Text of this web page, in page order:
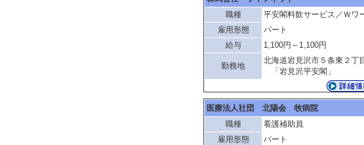
職種
平安閣料飲サービス／Ｗワ
雇用形態
パート
給与
1,100円～1,100円
勤務地
北海道岩見沢市５条東２丁
「岩見沢平安閣」
医療法人社団 北陽会 牧病院
職種
看護補助員
雇用形態
パート